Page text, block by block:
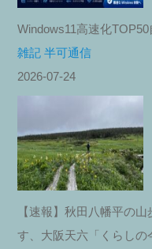
Windows11高速化
雑記 半可通信
2026-07-24
【速報】秋田八幡平の
す、大阪天六「くらし